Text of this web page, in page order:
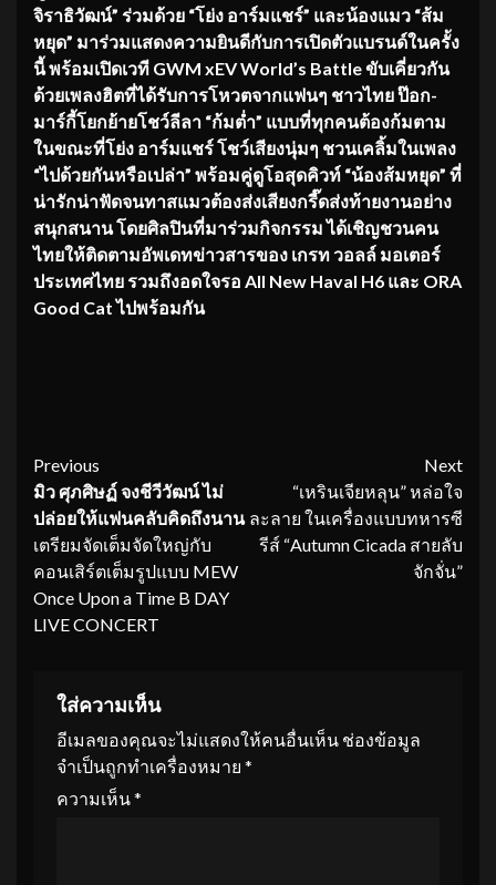
จิราธิวัฒน์” ร่วมด้วย “โย่ง อาร์มแชร์” และน้องแมว “ส้ม
หยุด” มาร่วมแสดงความยินดีกับการเปิดตัวแบรนด์ในครั้ง
นี้ พร้อมเปิดเวที GWM xEV World’s Battle ขับเคี่ยวกัน
ด้วยเพลงฮิตที่ได้รับการโหวตจากแฟนๆ ชาวไทย ป๊อก-
มาร์กี้โยกย้ายโชว์ลีลา “ก้มต่ำ” แบบที่ทุกคนต้องก้มตาม
ในขณะที่โย่ง อาร์มแชร์ โชว์เสียงนุ่มๆ ชวนเคลิ้มในเพลง
“ไปด้วยกันหรือเปล่า” พร้อมคู่ดูโอสุดคิวท์ “น้องส้มหยุด” ที่
น่ารักน่าฟัดจนทาสแมวต้องส่งเสียงกรี๊ดส่งท้ายงานอย่าง
สนุกสนาน โดยศิลปินที่มาร่วมกิจกรรม ได้เชิญชวนคน
ไทยให้ติดตามอัพเดทข่าวสารของ เกรท วอลล์ มอเตอร์
ประเทศไทย รวมถึงอดใจรอ All New Haval H6 และ ORA
Good Cat ไปพร้อมกัน
Continue
Reading
Previous
มิว ศุภศิษฏ์ จงชีวีวัฒน์ไม่
ปล่อยให้แฟนคลับคิดถึงนาน
เตรียมจัดเต็มจัดใหญ่กับ
คอนเสิร์ตเต็มรูปแบบ MEW
Once Upon a Time B DAY
LIVE CONCERT
Next
“เหรินเจียหลุน” หล่อใจ
ละลาย ในเครื่องแบบทหารซี
รีส์ “Autumn Cicada สายลับ
จักจั่น”
ใส่ความเห็น
อีเมลของคุณจะไม่แสดงให้คนอื่นเห็น ช่องข้อมูล
จำเป็นถูกทำเครื่องหมาย *
ความเห็น*